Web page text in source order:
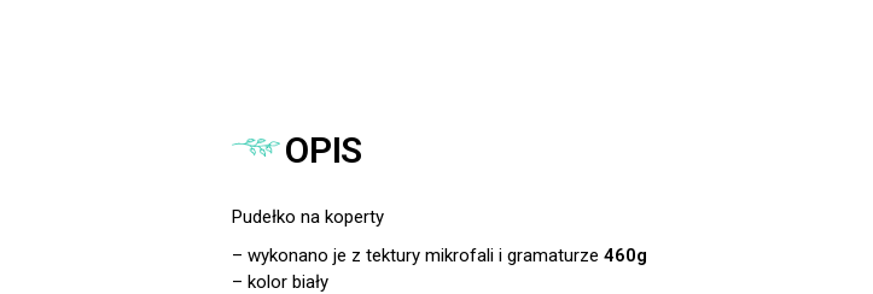
OPIS
Pudełko na koperty
– wykonano je z tektury mikrofali i gramaturze 460g
– kolor biały